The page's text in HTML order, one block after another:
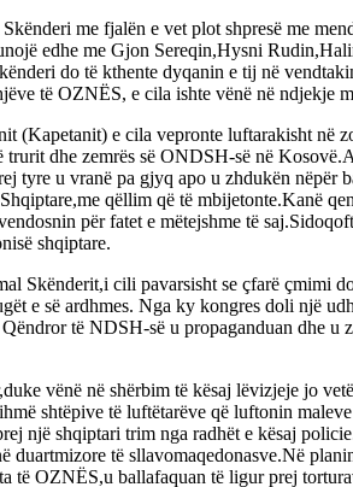
me fjalën e vet plot shpresë me
edhe me Gjon Sereqin,Hysni
do të kthente dyqanin e tij në
të OZNËS, e cila ishte vënë në ndjekje
(Kapetanit) e cila vepronte luftarakisht në
dhe zemrës së ONDSH-së në
tyre u vranë pa gjyq apo u zhdukën
qëllim që të mbijetonte.Kanë
për fatet e mëtejshme të
shqiptare.
Skënderit,i cili pavarsisht se çfarë
e së ardhmes. Nga ky kongres doli një
të NDSH-së u propaganduan dhe
vënë në shërbim të kësaj lëvizjeje jo
shtëpive të luftëtarëve që luftonin
një shqiptari trim nga radhët e kësaj
të sllavomaqedonasve.Në
të OZNËS,u ballafaquan të ligur prej